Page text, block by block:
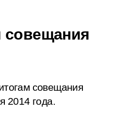
совещания
совещания
2014 года.